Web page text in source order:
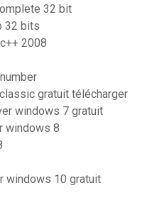
32 bit
32 bits
2008
gratuit télécharger
windows 7 gratuit
windows 8
windows 10 gratuit